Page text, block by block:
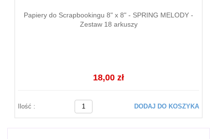
Papiery do Scrapbookingu 8" x 8" - SPRING MELODY -
Zestaw 18 arkuszy
18,00 zł
Ilość : DODAJ DO KOSZYKA